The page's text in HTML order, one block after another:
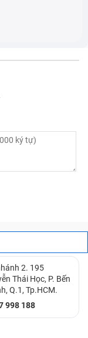
duy nhất một
và giật.
Plus/ G3416/
2. 195
Thái Học, P. Bến
Q.1, Tp.HCM.
998 188